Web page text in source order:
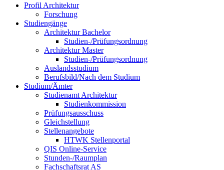
Profil Architektur
Forschung
Studiengänge
Architektur Bachelor
Studien-/Prüfungsordnung
Architektur Master
Studien-/Prüfungsordnung
Auslandsstudium
Berufsbild/Nach dem Studium
Studium/Ämter
Studienamt Architektur
Studienkommission
Prüfungsausschuss
Gleichstellung
Stellenangebote
HTWK Stellenportal
QIS Online-Service
Stunden-/Raumplan
Fachschaftsrat AS